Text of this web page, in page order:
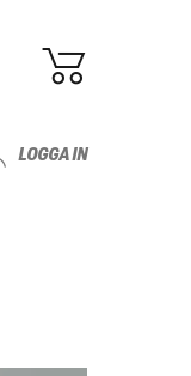
LOGGA IN